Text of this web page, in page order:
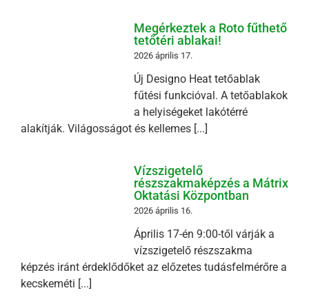
Megérkeztek a Roto fűthető
tetőtéri ablakai!
2026 április 17.
Új Designo Heat tetőablak
fűtési funkcióval. A tetőablakok
a helyiségeket lakótérré
alakítják. Világosságot és kellemes [...]
Vízszigetelő
részszakmaképzés a Mátrix
Oktatási Központban
2026 április 16.
Április 17-én 9:00-től várják a
vízszigetelő részszakma
képzés iránt érdeklődőket az előzetes tudásfelmérőre a
kecskeméti [...]